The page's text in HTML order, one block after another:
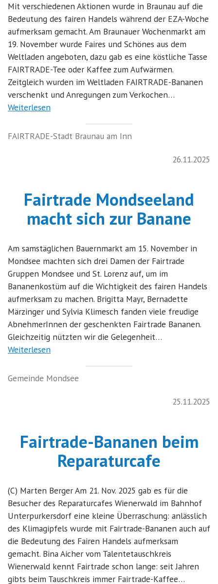
Mit verschiedenen Aktionen wurde in Braunau auf die
Bedeutung des fairen Handels während der EZA-Woche
aufmerksam gemacht. Am Braunauer Wochenmarkt am
19. November wurde Faires und Schönes aus dem
Weltladen angeboten, dazu gab es eine köstliche Tasse
FAIRTRADE-Tee oder Kaffee zum Aufwärmen.
Zeitgleich wurden im Weltladen FAIRTRADE-Bananen
verschenkt und Anregungen zum Verkochen…
Weiterlesen
FAIRTRADE-Stadt Braunau am Inn
26.11.2025
Fairtrade Mondseeland
macht sich zur Banane
Am samstäglichen Bauernmarkt am 15. November in
Mondsee machten sich drei Damen der Fairtrade
Gruppen Mondsee und St. Lorenz auf, um im
Bananenkostüm auf die Wichtigkeit des fairen Handels
aufmerksam zu machen. Brigitta Mayr, Bernadette
Märzinger und Sylvia Klimesch fanden viele freudige
AbnehmerInnen der geschenkten Fairtrade Bananen.
Gleichzeitig nützten wir die Gelegenheit…
Weiterlesen
Gemeinde Mondsee
25.11.2025
Fairtrade-Bananen beim
Reparaturcafe
(C) Marten Berger Am 21. Nov. 2025 gab es für die
Besucher des Reparaturcafes Wienerwald im Bahnhof
Unterpurkersdorf eine kleine Überraschung: anlässlich
des Klimagipfels wurde mit Fairtrade-Bananen auch auf
die Bedeutung des Fairen Handels aufmerksam
gemacht. Bina Aicher vom Talentetauschkreis
Wienerwald kennt Fairtrade schon lange: seit Jahren
gibts beim Tauschkreis immer Fairtrade-Kaffee…